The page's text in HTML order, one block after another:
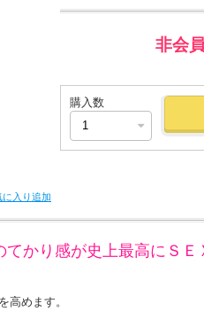
に入り追加
非会
購入数
かり感が史上最高にＳＥ
高めます。